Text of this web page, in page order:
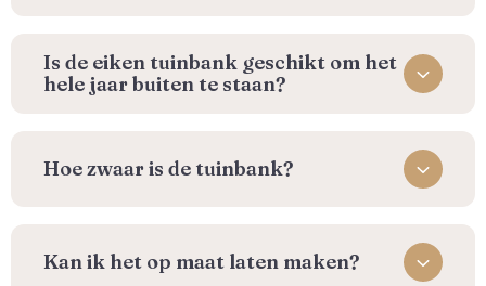
Is de eiken tuinbank geschikt om het
hele jaar buiten te staan?
Hoe zwaar is de tuinbank?
Kan ik het op maat laten maken?